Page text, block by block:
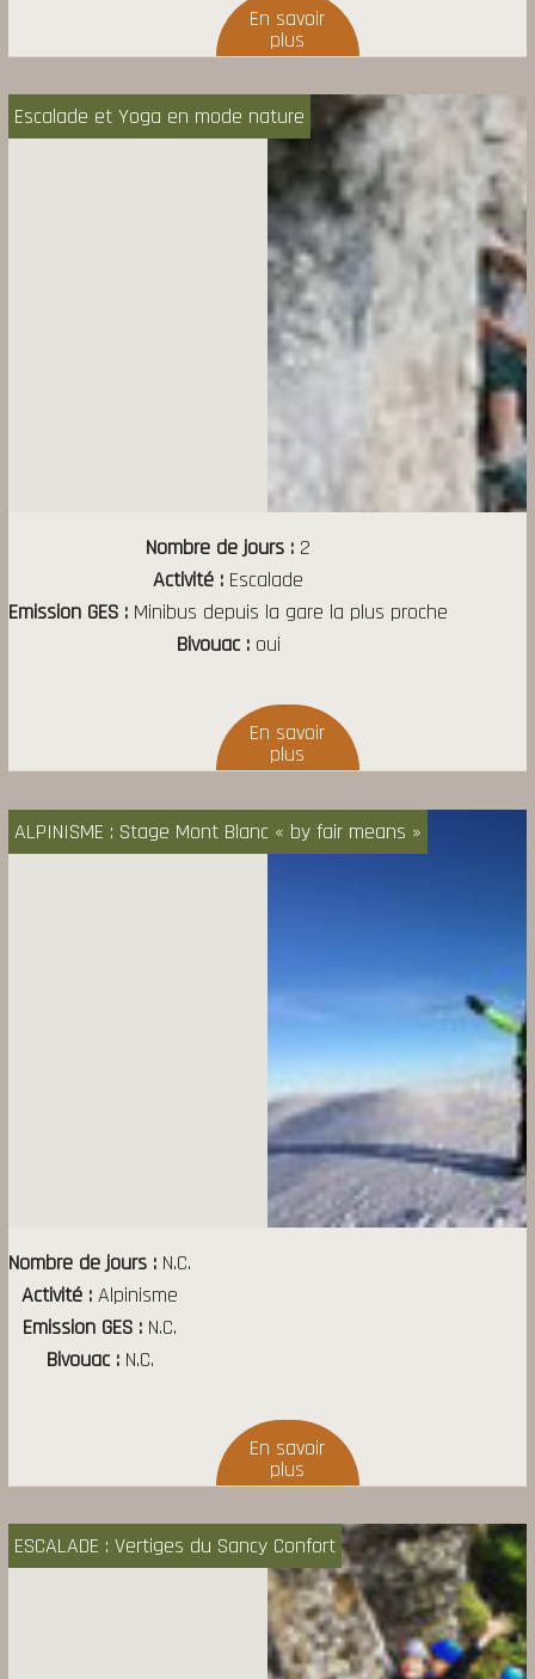
Escalade et Yoga en mode nature
Nombre de jours
2
Activité
Escalade
Emission GES
Minibus depuis la gare la plus proche
Bivouac
oui
ALPINISME : Stage Mont Blanc « by fair means »
Nombre de jours
N.C.
Activité Alpinisme
Emission GES
N.C.
Bivouac
N.C.
ESCALADE : Vertiges du Sancy Confort